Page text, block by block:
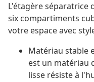
L'étagère séparatrice
six compartiments
votre espace avec
Matériau stable
est un matériau
lisse résiste à